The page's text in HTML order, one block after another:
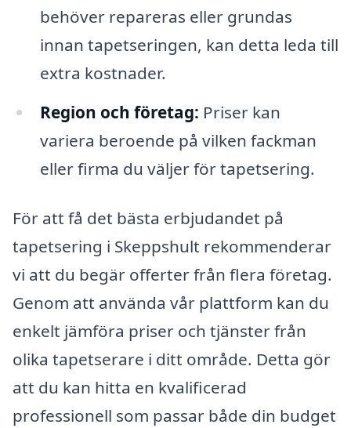
behöver repareras eller grundas
innan tapetseringen, kan detta leda till
extra kostnader.
Region och företag: Priser kan
variera beroende på vilken fackman
eller firma du väljer för tapetsering.
För att få det bästa erbjudandet på
tapetsering i Skeppshult rekommenderar
vi att du begär offerter från flera företag.
Genom att använda vår plattform kan du
enkelt jämföra priser och tjänster från
olika tapetserare i ditt område. Detta gör
att du kan hitta en kvalificerad
professionell som passar både din budget